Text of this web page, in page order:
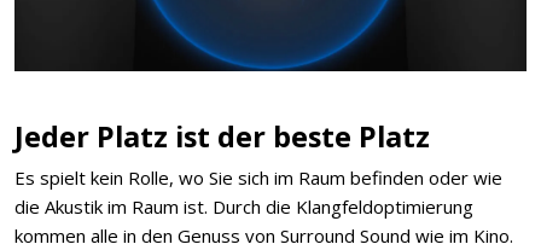
Jeder Platz ist der beste Platz
Es spielt kein Rolle, wo Sie sich im Raum befinden oder wie
die Akustik im Raum ist. Durch die Klangfeldoptimierung
kommen alle in den Genuss von Surround Sound wie im Kino.